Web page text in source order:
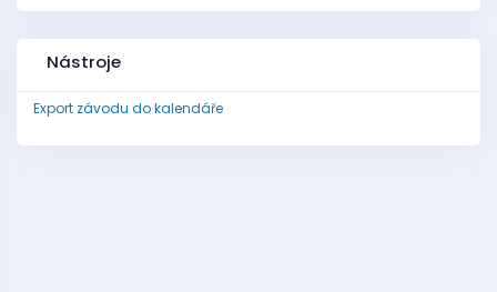
Nástroje
Export závodu do kalendáře